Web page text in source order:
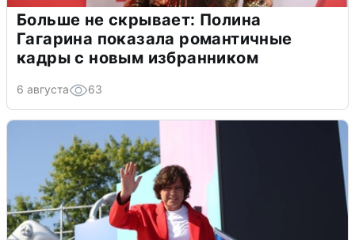
Больше не скрывает: Полина
Гагарина показала романтичные
кадры с новым избранником
6 августа 63